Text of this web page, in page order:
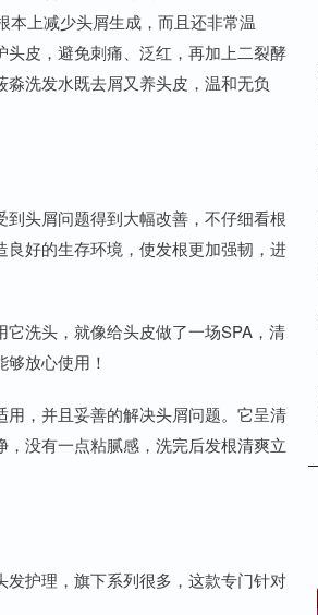
本上减少头屑生成，而且还非常温
皮，避免刺痛、泛红，再加上二裂酵
洗发水既去屑又养头皮，温和无负
头屑问题得到大幅改善，不仔细看根
好的生存环境，使发根更加强韧，进
洗头，就像给头皮做了一场SPA，清
放心使用！
，并且妥善的解决头屑问题。它呈清
没有一点粘腻感，洗完后发根清爽立
护理，旗下系列很多，这款专门针对